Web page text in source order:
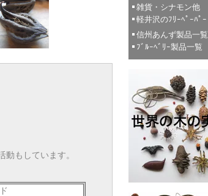
動もしています。
雑貨・シナモン他
軽井沢のﾌﾘｰﾍﾟｰﾊﾟｰ
信州あんず製品一覧
ﾌﾞﾙｰﾍﾞﾘｰ製品一覧